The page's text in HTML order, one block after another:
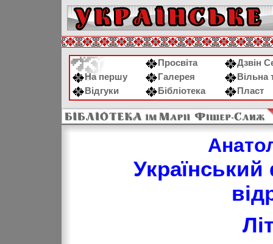
Просвіта
Дзвін
На першу
Галерея
Вільна
Відгуки
Бібліотека Пласт